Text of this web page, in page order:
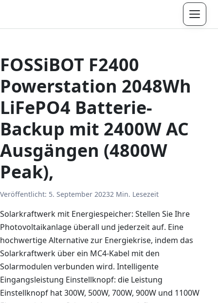
Menü
FOSSiBOT F2400
Powerstation 2048Wh
LiFePO4 Batterie-
Backup mit 2400W AC
Ausgängen (4800W
Peak),
Veröffentlicht: 5. September 20232 Min. Lesezeit
Solarkraftwerk mit Energiespeicher: Stellen Sie Ihre
Photovoltaikanlage überall und jederzeit auf. Eine
hochwertige Alternative zur Energiekrise, indem das
Solarkraftwerk über ein MC4-Kabel mit den
Solarmodulen verbunden wird. Intelligente
Eingangsleistung Einstellknopf: die Leistung
Einstellknopf hat 300W, 500W, 700W, 900W und 1100W